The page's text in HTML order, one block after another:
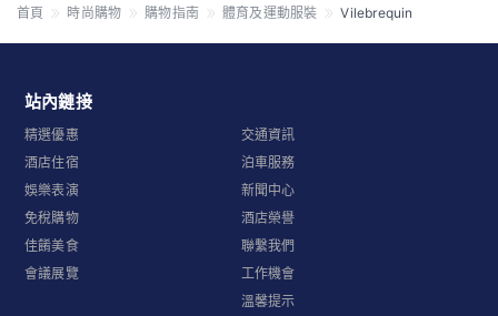
首頁 時尚購物 購物指南 體育及運動服裝 Vilebrequin
站內鏈接
精選優惠
酒店住宿
娛樂表演
免稅購物
佳餚美食
會議展覽
交通資訊
泊車服務
新聞中心
酒店榮譽
聯繫我們
工作機會
溫馨提示